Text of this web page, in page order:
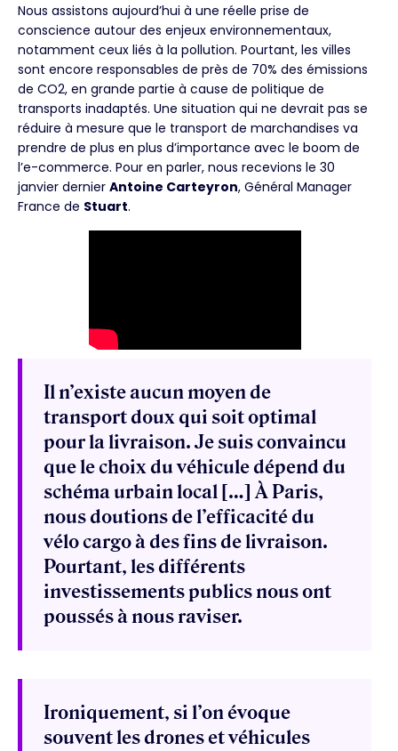
Nous assistons aujourd’hui à une réelle prise de
conscience autour des enjeux environnementaux,
notamment ceux liés à la pollution. Pourtant, les villes
sont encore responsables de près de 70% des émissions
de CO2, en grande partie à cause de politique de
transports inadaptés. Une situation qui ne devrait pas se
réduire à mesure que le transport de marchandises va
prendre de plus en plus d’importance avec le boom de
l’e-commerce. Pour en parler, nous recevions le 30
janvier dernier Antoine Carteyron, Général Manager
France de Stuart.
Il n’existe aucun moyen de
transport doux qui soit optimal
pour la livraison. Je suis convaincu
que le choix du véhicule dépend du
schéma urbain local […] À Paris,
nous doutions de l’efficacité du
vélo cargo à des fins de livraison.
Pourtant, les différents
investissements publics nous ont
poussés à nous raviser.
Ironiquement, si l’on évoque
souvent les drones et véhicules